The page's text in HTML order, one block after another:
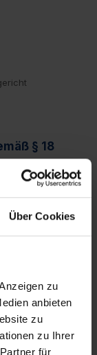
Über Cookies
zu
anbieten
zu
zu Ihrer
für
§ 18
im obigen